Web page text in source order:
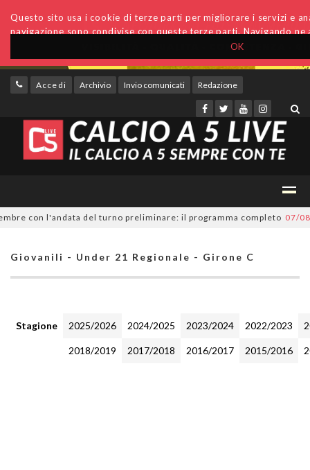
OK
Questo sito usa i cookie di terze parti per migliorare i servizi e
navigazione sono condivise con queste terze parti. Navigando
Accedi Archivio Invio comunicati Redazione
con l'andata del turno preliminare: il programma completo 07/08/
Giovanili - Under 21 Regionale - Girone C
Stagione 2025/2026 2024/2025 2023/2024 2022/2023
2018/2019 2017/2018 2016/2017 2015/2016